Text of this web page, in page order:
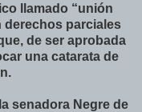
llamado “unión
parciales
de ser aprobada
una catarata de
senadora Negre de